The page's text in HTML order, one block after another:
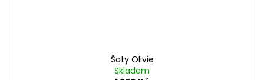
Šaty Olivie
Skladem